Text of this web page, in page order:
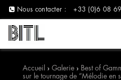
Nous contacter : +33 (0)6 08
Accueil › Galerie› Best of
sur le tournage de “Mélodie en